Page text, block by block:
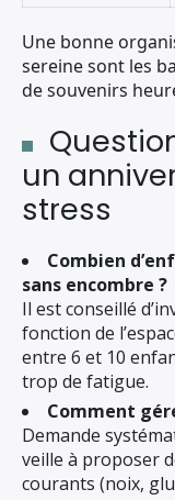
Une bonne
sereine sont les
de souvenirs
un
stress
Combien
sans encombre ?
Il est conseillé
fonction de
entre 6 et 10
trop de fatigue.
Comment
Demande
veille à proposer
courants (noix,